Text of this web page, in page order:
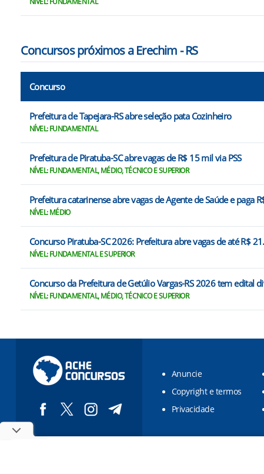
Concursos próximos a Erechim - RS
Concurso
Prefeitura de Tapejara-RS abre seleção pata Cozinheiro
NÍVEL: FUNDAMENTAL
Prefeitura de Piratuba-SC abre vagas de R$ 15 mil via PSS
NÍVEL: FUNDAMENTAL, MÉDIO, TÉCNICO E SUPERIOR
Prefeitura catarinense abre vagas de Agente de Saúde e paga
NÍVEL: MÉDIO
Concurso Piratuba-SC 2026: Prefeitura abre vagas de até R$
NÍVEL: FUNDAMENTAL E SUPERIOR
Concurso da Prefeitura de Getúlio Vargas-RS 2026 tem edital
NÍVEL: FUNDAMENTAL, MÉDIO, TÉCNICO E SUPERIOR
Anuncie
Copyright e termos
Privacidade